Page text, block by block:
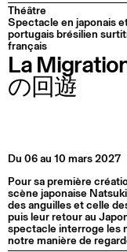
Théâtre
Spectacle en japonais
portugais brésilien
français
La
の回遊
Du 06 au 10 mars 2027
Pour sa première
scène japonaise
des anguilles et celle
puis leur retour au
spectacle interroge les
notre manière de